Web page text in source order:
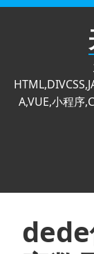
跳
A,VUE,小程序
dede